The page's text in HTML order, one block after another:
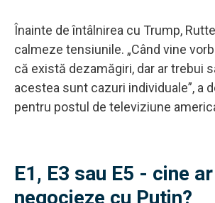
Înainte de întâlnirea cu Trump,
calmeze tensiunile. „Când vine
că există dezamăgiri, dar ar trebui
acestea sunt cazuri individuale”, a
pentru postul de televiziune
E1, E3 sau E5 - cine
negocieze cu Putin?